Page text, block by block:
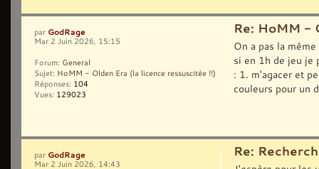
Re: HoMM -
On a pas la
si en 1h de jeu je
: 1. m'agacer et
couleurs pour un
par GodRage
Mar 2 Juin 2026, 15:15
Forum: General
Sujet: HoMM - Olden Era (la licence ressuscitée !!)
Réponses: 104
Vues: 129023
Re:
par GodRage
Mar 2 Juin 2026, 14:43